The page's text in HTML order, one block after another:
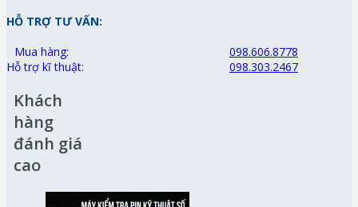
HỖ TRỢ TƯ VẤN:
Mua hàng:
098.606.8778
Hỗ trợ kĩ thuật:
098.303.2467
Khách
hàng
đánh giá
cao